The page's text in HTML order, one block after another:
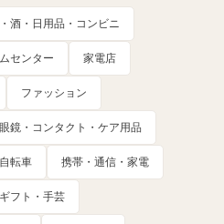
酒・日用品・コンビニ
センター 家電店
ファッション
眼鏡・コンタクト・ケア用品
転車 携帯・通信・家電
フト・手芸